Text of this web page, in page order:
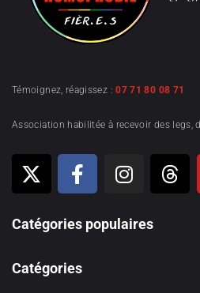
Témoignez, réagissez :07 71 80 08 71
Association habilitée à recevoir des legs,
Catégories populaires
Catégories